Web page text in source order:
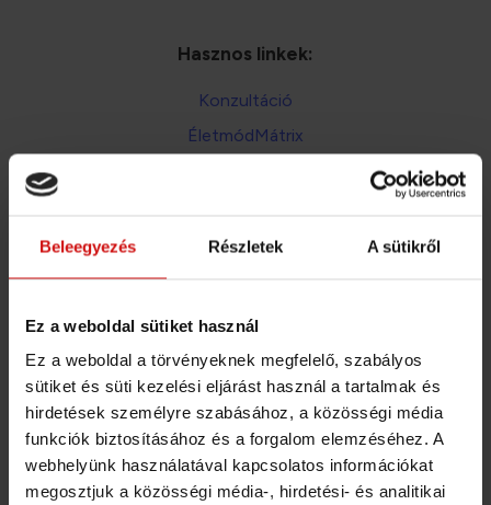
Beleegyezés Részletek A sütikről
Ez a weboldal sütiket használ
Ez a weboldal a törvényeknek megfelelő, szabályos
sütiket és süti kezelési eljárást használ a tartalmak és
hirdetések személyre szabásához, a közösségi média
funkciók biztosításához és a forgalom elemzéséhez. A
webhelyünk használatával kapcsolatos információkat
megosztjuk a közösségi média-, hirdetési- és analitikai
Hasznos linkek:
Konzultáció
ÉletmódMátrix
Adatkezelési téjékoztató
SZÉP kártyával és EGÉSZSÉGPÉNZTÁR számlával
is fizethetsz!
Részletek: aFizetési lehetőségek aloldalon